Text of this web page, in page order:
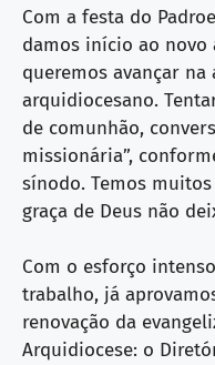
Com a festa do
damos início ao
queremos avançar
arquidiocesano.
de comunhão,
missionária”,
sínodo. Temos
graça de Deus não
Com o esforço
trabalho, já
renovação da
Arquidiocese: o